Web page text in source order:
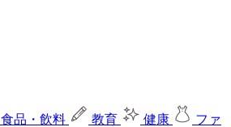
食品・飲料 教育 健康
ファ